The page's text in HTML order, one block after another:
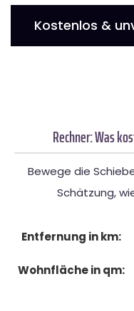
Kostenlos &
Rechner: Was
Bewege die
Schätzung,
Entfernung in km:
Wohnfläche in qm: